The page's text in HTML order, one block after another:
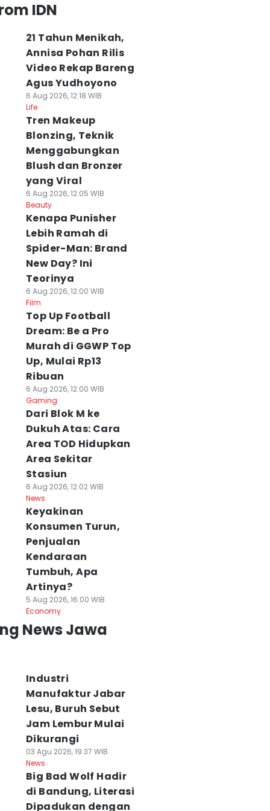
IDN
21 Tahun Menikah,
Annisa Pohan Rilis
Video Rekap Bareng
Agus Yudhoyono
6 Aug 2026, 12:18 WIB
Life
Tren Makeup
Blonzing, Teknik
Menggabungkan
Blush dan Bronzer
yang Viral
6 Aug 2026, 12:05 WIB
Beauty
Kenapa Punisher
Lebih Ramah di
Spider-Man: Brand
New Day? Ini
Teorinya
6 Aug 2026, 12:00 WIB
Film
Top Up Football
Dream: Be a Pro
Murah di GGWP Top
Up, Mulai Rp13
Ribuan
6 Aug 2026, 12:00 WIB
Gaming
Dari Blok M ke
Dukuh Atas: Cara
Area TOD Hidupkan
Area Sekitar
Stasiun
6 Aug 2026, 12:02 WIB
News
Keyakinan
Konsumen Turun,
Penjualan
Kendaraan
Tumbuh, Apa
Artinya?
5 Aug 2026, 16:00 WIB
Economy
News Jawa
Industri
Manufaktur Jabar
Lesu, Buruh Sebut
Jam Lembur Mulai
Dikurangi
03 Agu 2026, 19:37 WIB
News
Big Bad Wolf Hadir
di Bandung, Literasi
Dipadukan dengan